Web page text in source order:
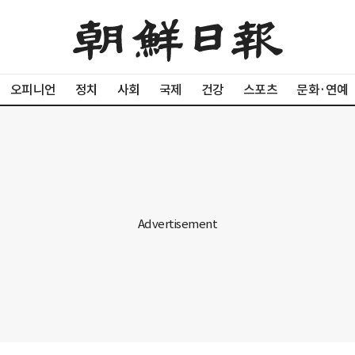
오피니언 정치 사회 국제 건강 스포츠 문화·연예